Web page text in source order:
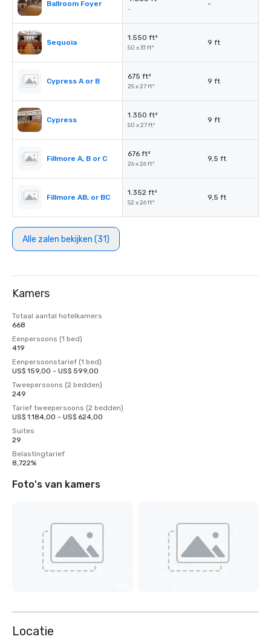
Ballroom Foyer
-
-
Sequoia
1.550 ft²
50 x 31 ft²
9 ft
Cypress A or B
675 ft²
25 x 27 ft²
9 ft
Cypress
1.350 ft²
50 x 27 ft²
9 ft
Fillmore A, B or C
676 ft²
26 x 26 ft²
9,5 ft
Fillmore AB, or BC
1.352 ft²
52 x 26 ft²
9,5 ft
Alle zalen bekijken (31)
Kamers
Totaal aantal hotelkamers
668
Eenpersoons (1 bed)
419
Eenpersoonstarief (1 bed)
US$ 159,00 - US$ 599,00
Tweepersoons (2 bedden)
249
Tarief tweepersoons (2 bedden)
US$ 1.184,00 - US$ 624,00
Suites
29
Belastingtarief
8,722%
Foto's van kamers
Locatie